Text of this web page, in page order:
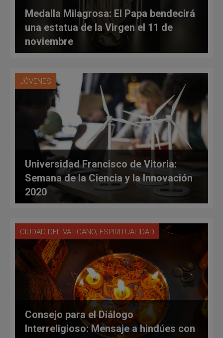
Medalla Milagrosa: El Papa bendecirá
una estatua de la Virgen el 11 de
noviembre
JÓVENES
Universidad Francisco de Vitoria:
Semana de la Ciencia y la Innovación
2020
CIUDAD DEL VATICANO, ESPIRITUALIDAD
Consejo para el Diálogo
Interreligioso: Mensaje a hindúes con